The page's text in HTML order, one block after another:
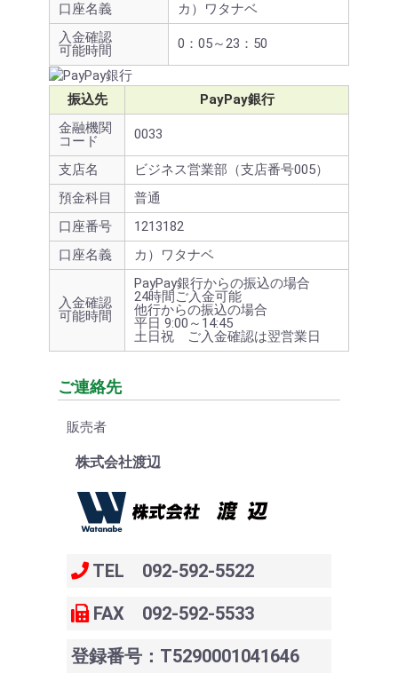
口座名義
カ）ワタナベ
入金確認
可能時間
0：05～23：50
振込先
PayPay銀行
金融機関
コード
0033
支店名
ビジネス営業部（支店番号005）
預金科目
普通
口座番号
1213182
口座名義
カ）ワタナベ
入金確認
可能時間
PayPay銀行からの振込の場合
24時間ご入金可能
他行からの振込の場合
平日 9:00～14:45
土日祝 ご入金確認は翌営業日
ご連絡先
販売者
株式会社渡辺
TEL 092-592-5522
FAX 092-592-5533
登録番号：T5290001041646